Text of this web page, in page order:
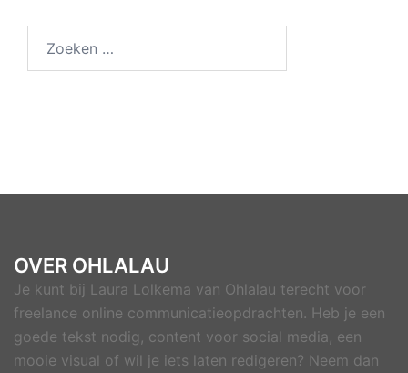
naar:
OVER OHLALAU
Je kunt bij Laura Lolkema van Ohlalau terecht voor
freelance online communicatieopdrachten. Heb je een
goede tekst nodig, content voor social media, een
mooie visual of wil je iets laten redigeren? Neem dan